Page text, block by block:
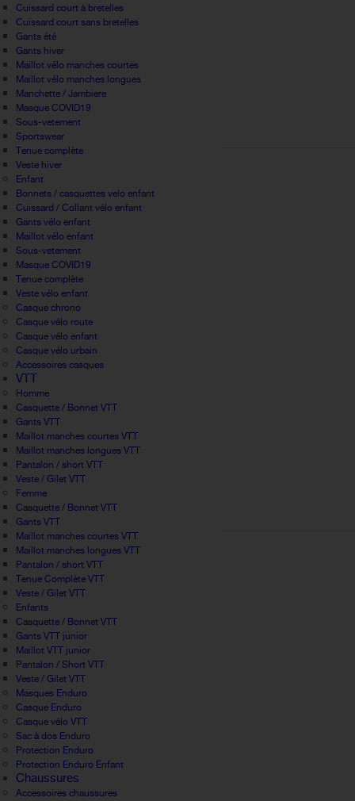
Cuissard court à bretelles
Cuissard court sans bretelles
Gants été
Gants hiver
Maillot vélo manches courtes
Maillot vélo manches longues
Manchette / Jambiere
Masque COVID19
Sous-vetement
Sportswear
Tenue complète
Veste hiver
Enfant
Bonnets / casquettes velo enfant
Cuissard / Collant vélo enfant
Gants vélo enfant
Maillot vélo enfant
Sous-vetement
Masque COVID19
Tenue complète
Veste vélo enfant
Casque chrono
Casque vélo route
Casque vélo enfant
Casque vélo urbain
Accessoires casques
VTT
Homme
Casquette / Bonnet VTT
Gants VTT
Maillot manches courtes VTT
Maillot manches longues VTT
Pantalon / short VTT
Veste / Gilet VTT
Femme
Casquette / Bonnet VTT
Gants VTT
Maillot manches courtes VTT
Maillot manches longues VTT
Pantalon / short VTT
Tenue Complète VTT
Veste / Gilet VTT
Enfants
Casquette / Bonnet VTT
Gants VTT junior
Maillot VTT junior
Pantalon / Short VTT
Veste / Gilet VTT
Masques Enduro
Casque Enduro
Casque vélo VTT
Sac à dos Enduro
Protection Enduro
Protection Enduro Enfant
Chaussures
Accessoires chaussures